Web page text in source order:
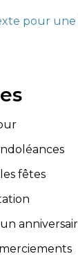
pour une
fêtes